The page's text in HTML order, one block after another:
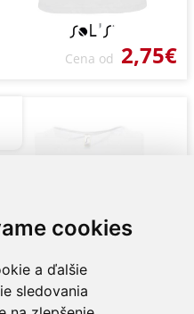
cookies
a ďalšie
sledovania
Cena od 2,75€